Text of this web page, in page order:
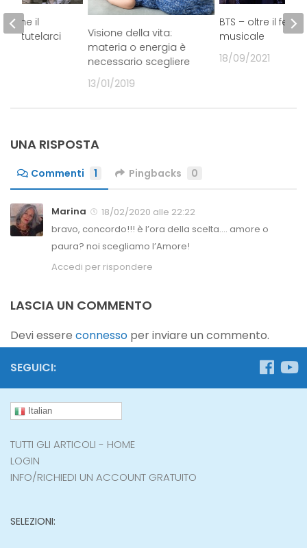
Visione della vita:
materia o energia è
necessario scegliere
13/01/2019
BTS – oltre il
musicale
18/09/2021
come il
tutelarci
UNA RISPOSTA
Commenti 1 Pingbacks 0
Marina
18/02/2020 alle 22:22
bravo, concordo!!! è l’ora della scelta…. amore o
paura? noi scegliamo l’Amore!
Accedi per rispondere
LASCIA UN COMMENTO
Devi essere connesso per inviare un commento.
SEGUICI:
Italian
TUTTI GLI ARTICOLI - HOME
LOGIN
INFO/RICHIEDI UN ACCOUNT GRATUITO
SELEZIONI: